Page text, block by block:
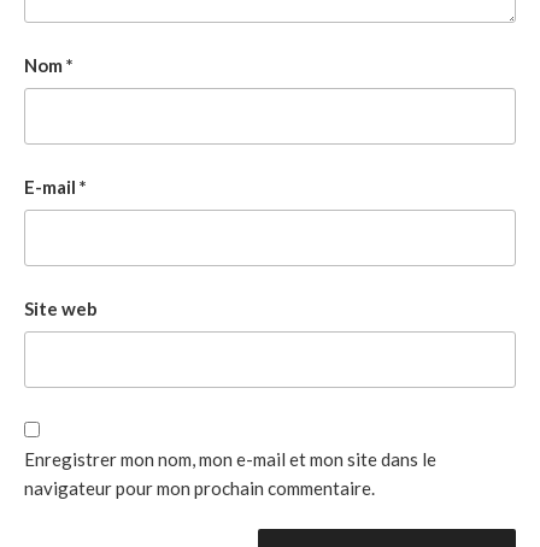
Nom *
E-mail *
Site web
Enregistrer mon nom, mon e-mail et mon site dans le
navigateur pour mon prochain commentaire.